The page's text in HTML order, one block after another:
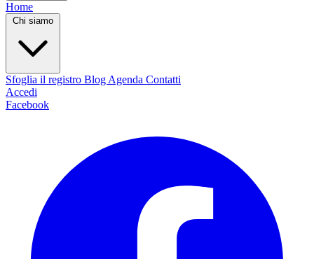
Home
Chi siamo
Sfoglia il registro Blog Agenda Contatti
Accedi
Facebook